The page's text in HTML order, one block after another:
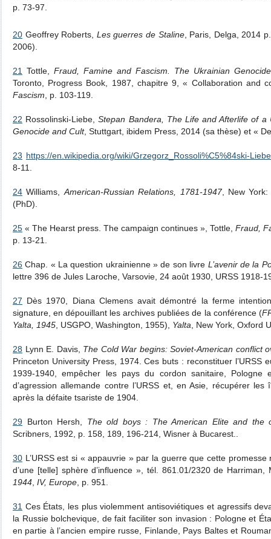
p. 73-97.
20 Geoffrey Roberts, Les guerres de Staline, Paris, Delga, 2014
2006).
21 Tottle,
Fraud, Famine and Fascism. The Ukrainian
Toronto, Progress Book, 1987, chapitre 9, « Collaboration and
Fascism , p. 103-119.
22 Rossolinski-Liebe,Stepan Bandera, The Life and Afterlife of a
Genocide and Cult, Stuttgart, ibidem Press, 2014 (sa thèse) et «
23 https://en.wikipedia.org/wiki/Grzegorz_Rossoli%C5%84ski-Liebe
8-11.
24 Williams, American-Russian Relations, 1781-1947, New York:
(PhD).
25 « The Hearst press. The campaign continues », Tottle, Fraud,
p. 13-21.
26 Chap. « La question ukrainienne » de son livre L’avenir de la
lettre 396 de Jules Laroche, Varsovie, 24 août 1930, URSS 1918-
27 Dès 1970, Diana Clemens avait démontré la ferme
signature, en dépouillant les archives publiées de la conférence (
Yalta, 1945 , USGPO, Washington, 1955), Yalta , New York, Oxford
28 Lynn E. Davis, The Cold War begins: Soviet-American conflict
Princeton University Press, 1974. Ces buts : reconstituer l’URSS
1939-1940, empêcher les pays du cordon sanitaire,
d’agression allemande contre l’URSS et, en Asie, récupérer
après la défaite tsariste de 1904.
29 Burton Hersh, The old boys : The American Elite and the
Scribners, 1992, p. 158, 189, 196-214, Wisner à Bucarest..
30 L’URSS est si « appauvrie » par la guerre que cette promesse
d’une [telle] sphère d’influence », tél. 861.01/2320 de
1944 IV, Europe , p. 951.
31 Ces États, les plus violemment antisoviétiques et agressifs
la Russie bolchevique, de fait faciliter son invasion : Pologne et
en partie à l’ancien empire russe, Finlande, Pays Baltes et